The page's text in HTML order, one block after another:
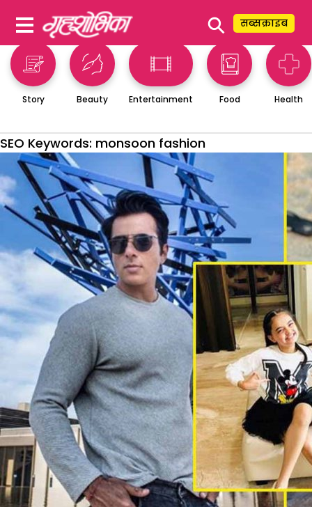
⚲ सब्सक्राइब
Story Beauty Entertainment Food Health
SEO Keywords: monsoon fashion